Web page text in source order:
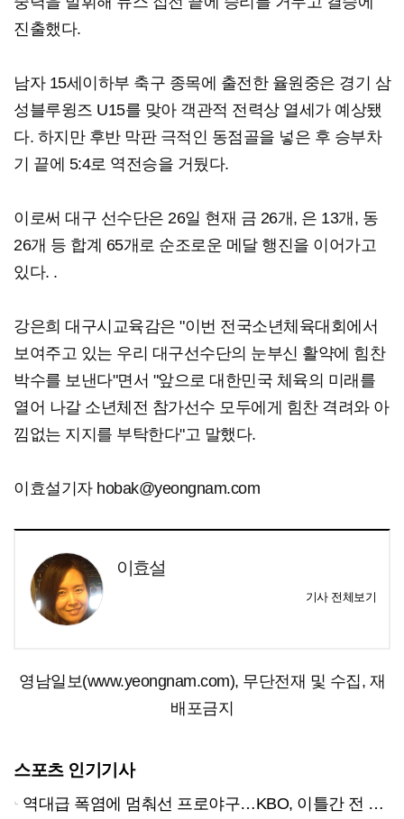
진출했다.
남자 15세이하부 축구 종목에 출전한 율원중은 경기 삼
성블루윙즈 U15를 맞아 객관적 전력상 열세가 예상됐
다. 하지만 후반 막판 극적인 동점골을 넣은 후 승부차
기 끝에 5:4로 역전승을 거뒀다.
이로써 대구 선수단은 26일 현재 금 26개, 은 13개, 동
26개 등 합계 65개로 순조로운 메달 행진을 이어가고
있다. .
강은희 대구시교육감은 "이번 전국소년체육대회에서
보여주고 있는 우리 대구선수단의 눈부신 활약에 힘찬
박수를 보낸다"면서 "앞으로 대한민국 체육의 미래를
열어 나갈 소년체전 참가선수 모두에게 힘찬 격려와 아
낌없는 지지를 부탁한다"고 말했다.
이효설기자 hobak@yeongnam.com
이효설
기사 전체보기
영남일보(www.yeongnam.com), 무단전재 및 수집, 재
배포금지
스포츠 인기기사
역대급 폭염에 멈춰선 프로야구…KBO, 이틀간 전 경기 전격 취소